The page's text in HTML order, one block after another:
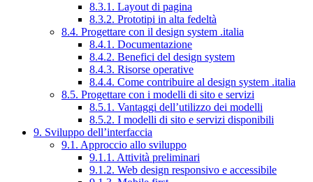
8.3.1. Layout di pagina
8.3.2. Prototipi in alta fedeltà
8.4. Progettare con il design system .italia
8.4.1. Documentazione
8.4.2. Benefici del design system
8.4.3. Risorse operative
8.4.4. Come contribuire al design system .italia
8.5. Progettare con i modelli di sito e servizi
8.5.1. Vantaggi dell’utilizzo dei modelli
8.5.2. I modelli di sito e servizi disponibili
9. Sviluppo dell’interfaccia
9.1. Approccio allo sviluppo
9.1.1. Attività preliminari
9.1.2. Web design responsivo e accessibile